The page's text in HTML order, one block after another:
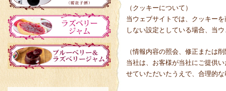
（クッキーについて）
当ウェブサイトでは、クッキー
しない設定としている場合、当
（情報内容の照会、修正または
当社は、お客様が当社にご提供
せていただいたうえで、合理的